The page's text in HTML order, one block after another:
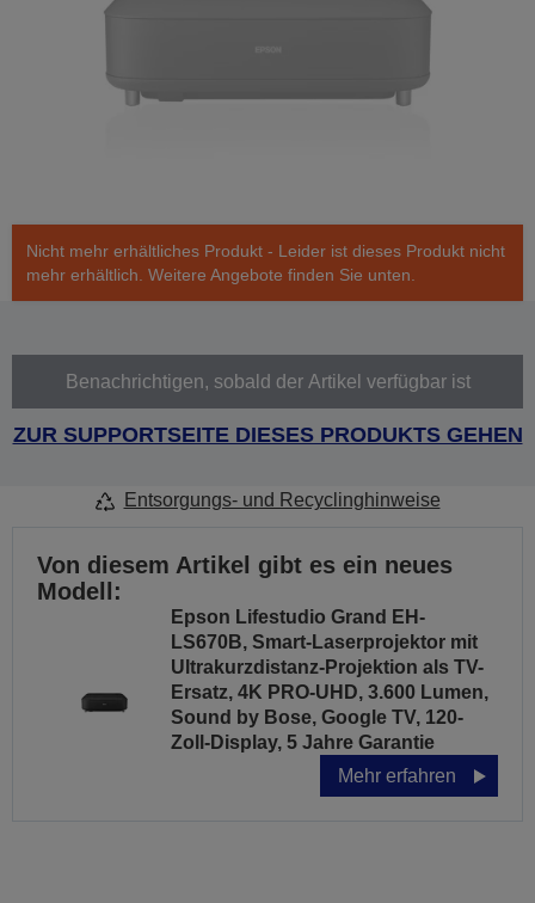
Nicht mehr erhältliches Produkt - Leider ist dieses Produkt nicht
mehr erhältlich. Weitere Angebote finden Sie unten.
Benachrichtigen, sobald der Artikel verfügbar ist
ZUR SUPPORTSEITE DIESES PRODUKTS GEHEN
Entsorgungs- und Recyclinghinweise
Von diesem Artikel gibt es ein neues
Modell:
Epson Lifestudio Grand EH-
LS670B, Smart-Laserprojektor mit
Ultrakurzdistanz-Projektion als TV-
Ersatz, 4K PRO-UHD, 3.600 Lumen,
Sound by Bose, Google TV, 120-
Zoll-Display, 5 Jahre Garantie
Mehr erfahren